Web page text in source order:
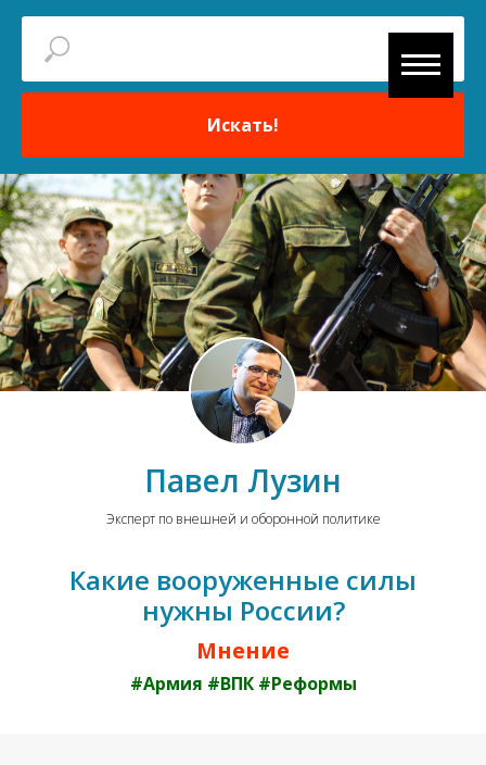
Искать!
Павел Лузин
Эксперт по внешней и оборонной политике
Какие вооруженные силы
нужны России?
Мнение
#Армия #ВПК #Реформы